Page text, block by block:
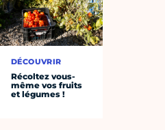
DÉCOUVRIR
Récoltez vous-
même vos fruits
et légumes !